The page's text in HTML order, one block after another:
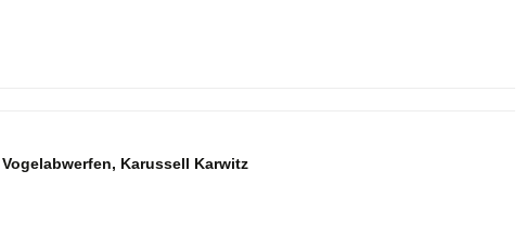
Karussell Karwitz